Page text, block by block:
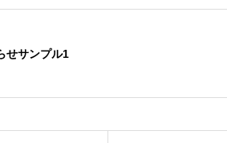
せサンプル1